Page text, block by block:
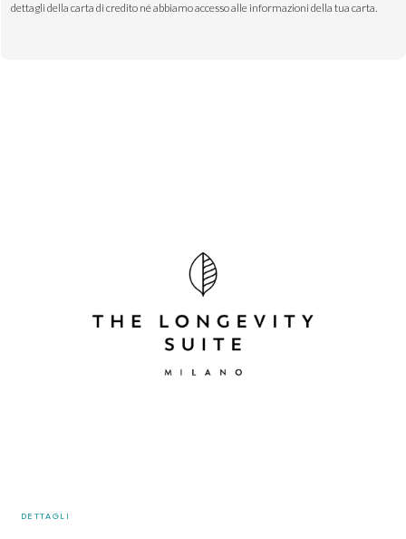
dettagli della carta di credito né abbiamo accesso alle informazioni della tua carta.
DETTAGLI